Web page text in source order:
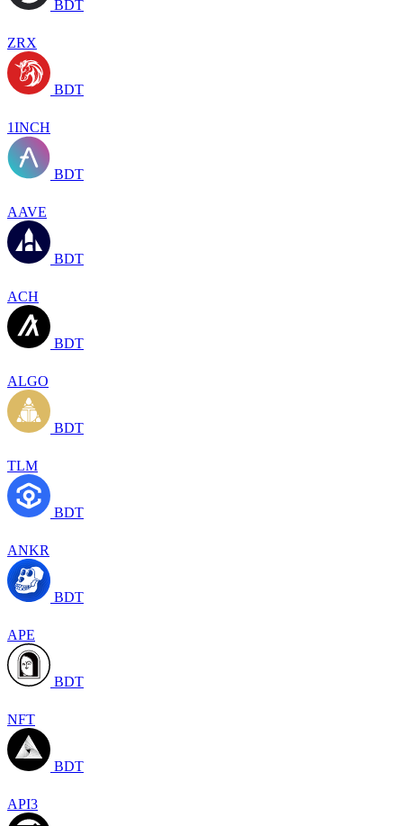
BDT
ZRX
BDT
1INCH
BDT
AAVE
BDT
ACH
BDT
ALGO
BDT
TLM
BDT
ANKR
BDT
APE
BDT
NFT
BDT
API3